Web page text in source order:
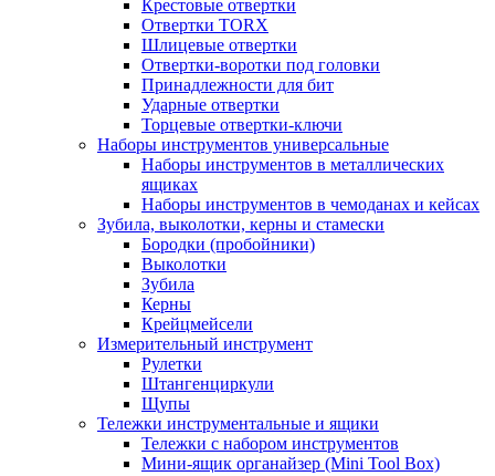
Крестовые отвертки
Отвертки TORX
Шлицевые отвертки
Отвертки-воротки под головки
Принадлежности для бит
Ударные отвертки
Торцевые отвертки-ключи
Наборы инструментов универсальные
Наборы инструментов в металлических
ящиках
Наборы инструментов в чемоданах и кейсах
Зубила, выколотки, керны и стамески
Бородки (пробойники)
Выколотки
Зубила
Керны
Крейцмейсели
Измерительный инструмент
Рулетки
Штангенциркули
Щупы
Тележки инструментальные и ящики
Тележки с набором инструментов
Мини-ящик органайзер (Mini Tool Box)